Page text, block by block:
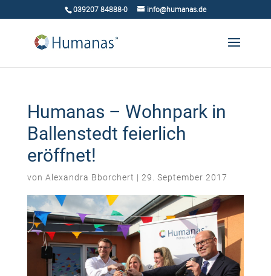
039207 84888-0 info@humanas.de
Humanas – Wohnpark in
Ballenstedt feierlich
eröffnet!
von Alexandra Bborchert | 29. September 2017